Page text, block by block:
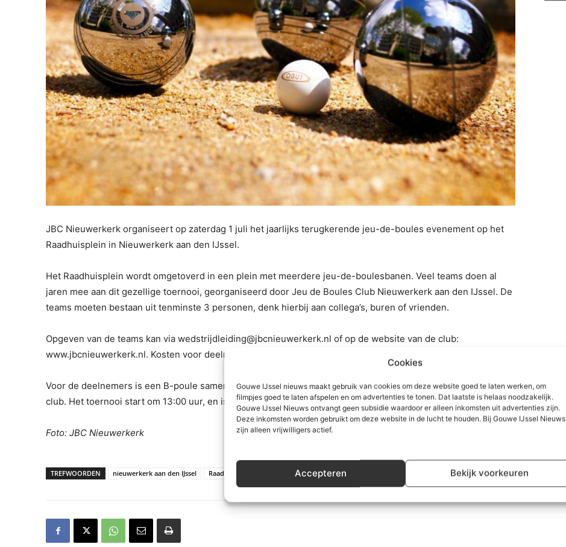
Cookies
Gouwe IJssel nieuws maakt gebruik van cookies om deze website goed te laten werken, om
filmpjes goed te laten afspelen en om advertenties te tonen. Dat laatste is helaas noodzakelijk.
Gouwe IJssel Nieuws ontvangt geen subsidie waardoor er alleen inkomsten uit advertenties zijn.
Deze inkomsten worden gebruikt om deze website in de lucht te houden. Bij Gouwe IJssel Nieuws
zijn alleen vrijwilligers actief.
Accepteren Bekijk voorkeuren
JBC Nieuwerkerk organiseert op zaterdag 1 juli het jaarlijks terugkerende jeu-de-boules evenement op het
Raadhuisplein in Nieuwerkerk aan den IJssel.
Het Raadhuisplein wordt omgetoverd in een plein met meerdere jeu-de-boulesbanen. Veel teams doen al
jaren mee aan dit gezellige toernooi, georganiseerd door Jeu de Boules Club Nieuwerkerk aan den IJssel. De
teams moeten bestaan uit tenminste 3 personen, denk hierbij aan collega’s, buren of vrienden.
Opgeven van de teams kan via wedstrijdleiding@jbcnieuwerkerk.nl of op de website van de club:
www.jbcnieuwerkerk.nl. Kosten voor deelname zijn 5 euro p.p.
Voor de deelnemers is een B-poule samengesteld: in de A-poule spelen alleen geroutineerde spelers van de
club. Het toernooi start om 13:00 uur, en is ook zeer vermakelijk voor toeschouwers.
Foto: JBC Nieuwerkerk
TREFWOORDEN nieuwerkerk aan den IJssel Raadhuisplein